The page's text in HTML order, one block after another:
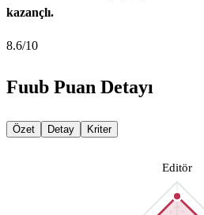
kazançlı.
8.6/10
Fuub Puan Detayı
Özet Detay Kriter
Editör